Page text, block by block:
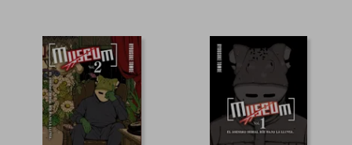
20%
dcto.
S/ 35,00
S/ 28,00
40%
dcto.